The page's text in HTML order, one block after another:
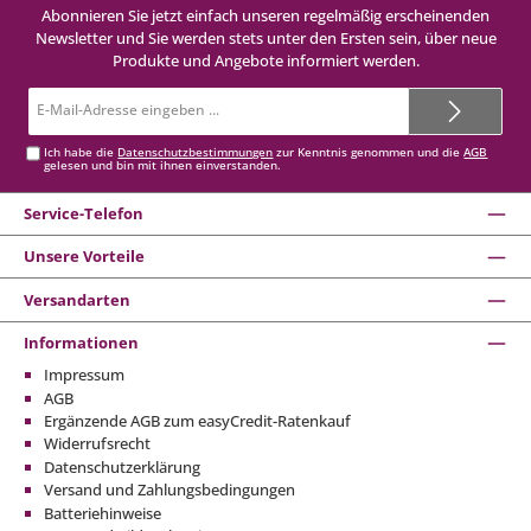
Abonnieren Sie jetzt einfach unseren regelmäßig erscheinenden
Newsletter und Sie werden stets unter den Ersten sein, über neue
Produkte und Angebote informiert werden.
Mail-
Ich habe die Datenschutzbestimmungen zur Kenntnis genommen und dieAGB
gelesen und bin mit ihnen einverstanden.
Service-Telefon
Unsere Vorteile
Versandarten
Informationen
Impressum
AGB
Ergänzende AGB zum easyCredit-Ratenkauf
Widerrufsrecht
Datenschutzerklärung
Versand und Zahlungsbedingungen
Batteriehinweise